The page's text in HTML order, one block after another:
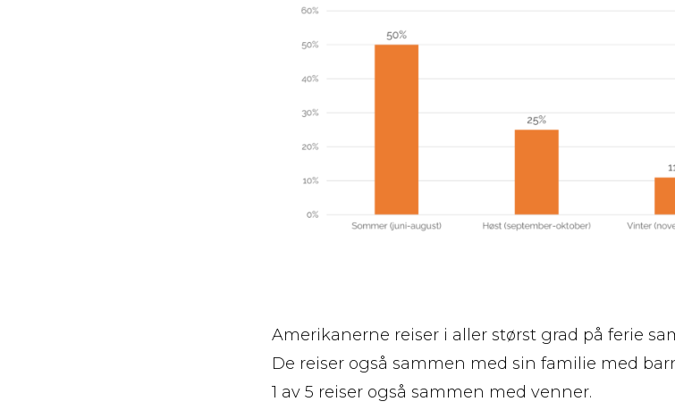
Amerikanerne reiser i aller størst grad på ferie
De reiser også sammen med sin familie med
1 av 5 reiser også sammen med venner.